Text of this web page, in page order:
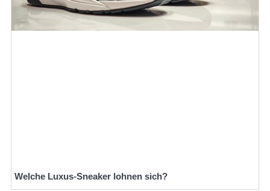
Welche Luxus-Sneaker lohnen sich?